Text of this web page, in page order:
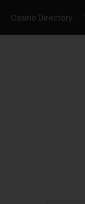
Casino Directory